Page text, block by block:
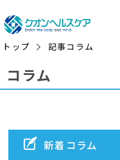
トップ 記事コラム
コラム
新着コラム